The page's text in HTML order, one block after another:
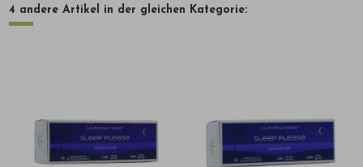
4 andere Artikel in der gleichen Kategorie: